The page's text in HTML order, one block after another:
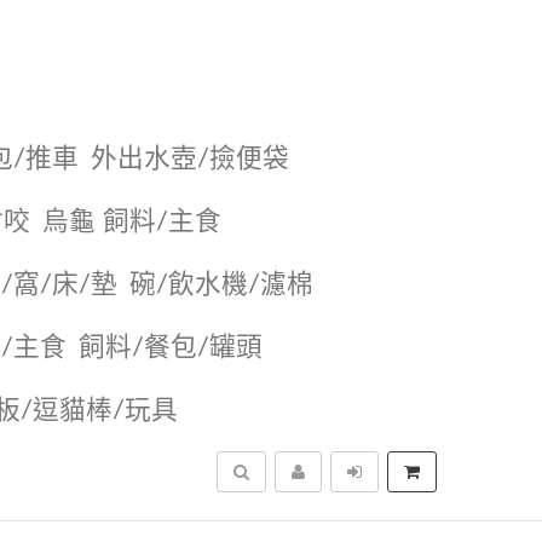
/推車 外出水壺/撿便袋
烏龜 飼料/主食
窩/床/墊 碗/飲水機/濾棉
主食 飼料/餐包/罐頭
/逗貓棒/玩具
搜尋